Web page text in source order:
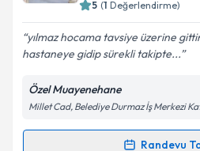
E-posta Adresiniz
Kişisel verilerimin
Metni'ni okudum ve
kapsamda işlenmesini
5 (1 Değerlendirme)
yılmaz hocama tavsiye üzerine
hastaneye gidip sürekli takipte...
Özel Muayenehane
Millet Cad, Belediye Durmaz İş Merkezi
Randevu